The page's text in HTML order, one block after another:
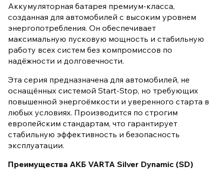
Аккумуляторная батарея премиум-класса,
созданная для автомобилей с высоким уровнем
энергопотребления. Он обеспечивает
максимальную пусковую мощность и стабильную
работу всех систем без компромиссов по
надёжности и долговечности.
Эта серия предназначена для автомобилей, не
оснащённых системой Start-Stop, но требующих
повышенной энергоёмкости и уверенного старта в
любых условиях. Производится по строгим
европейским стандартам, что гарантирует
стабильную эффективность и безопасность
эксплуатации.
Преимущества АКБ VARTA Silver Dynamic (SD)